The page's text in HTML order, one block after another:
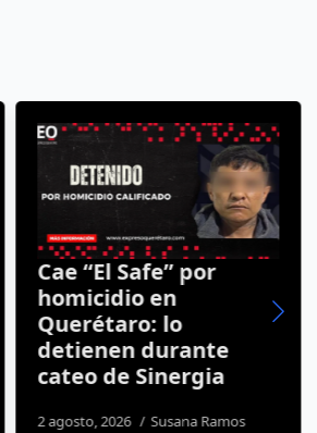
Cae “El Safe” por
homicidio en
Querétaro: lo
detienen durante
cateo de Sinergia
2 agosto, 2026 Susana Ramos